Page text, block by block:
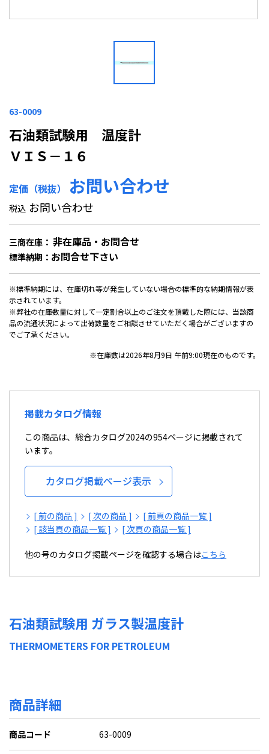
63-0009
石油類試験用 温度計
ＶＩＳ－１６
定価（税抜） お問い合わせ
税込 お問い合わせ
三商在庫： 非在庫品・お問合せ
標準納期： お問合せ下さい
※標準納期には、在庫切れ等が発生していない場合の標準的な納期情報が表
示されています。
※弊社の在庫数量に対して一定割合以上のご注文を頂戴した際には、当該商
品の流通状況によって出荷数量をご相談させていただく場合がございますの
でご了承ください。
※在庫数は2026年8月9日 午前9:00現在のものです。
掲載カタログ情報
この商品は、総合カタログ2024の954ページに掲載されて
います。
カタログ掲載ページ表示
[ 前の商品 ] [ 次の商品 ]
[ 前頁の商品一覧 ]
[ 該当頁の商品一覧 ]
[ 次頁の商品一覧 ]
他の号のカタログ掲載ページを確認する場合はこちら
石油類試験用 ガラス製温度計
THERMOMETERS FOR PETROLEUM
商品詳細
商品コード 63-0009